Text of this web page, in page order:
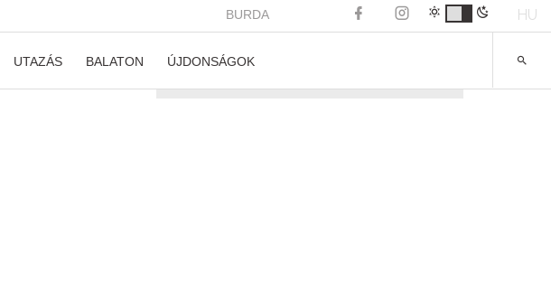
BURDA HU
UTAZÁS BALATON ÚJDONSÁGOK